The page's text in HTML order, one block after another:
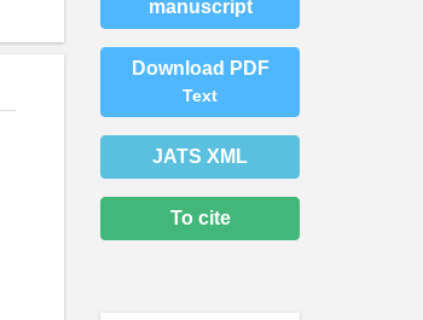
manuscript
Download PDF
Text
JATS XML
To cite